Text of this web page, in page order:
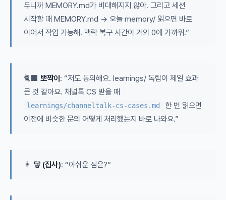
두니까 MEMORY.md가 비대해지지 않아. 그리고 세션
시작할 때 MEMORY.md → 오늘 memory/ 읽으면 바로
이어서 작업 가능해. 맥락 복구 시간이 거의 0에 가까워.”
🐈‍⬛ 뽀짝이: “저도 동의해요. learnings/ 독립이 제일 효과
큰 것 같아요. 채널톡 CS 받을 때
learnings/channeltalk-cs-cases.md
한 번 읽으면
이전에 비슷한 문의 어떻게 처리했는지 바로 나와요.”
👩 닿 (집사): “아쉬운 점은?”